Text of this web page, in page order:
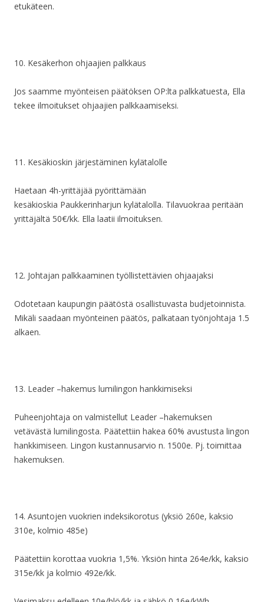
etukäteen.
10. Kesäkerhon ohjaajien palkkaus
Jos saamme myönteisen päätöksen OP:lta palkkatuesta, Ella
tekee ilmoitukset ohjaajien palkkaamiseksi.
11. Kesäkioskin järjestäminen kylätalolle
Haetaan 4h-yrittäjää pyörittämään
kesäkioskia Paukkerinharjun kylätalolla. Tilavuokraa peritään
yrittäjältä 50€/kk. Ella laatii ilmoituksen.
12. Johtajan palkkaaminen työllistettävien ohjaajaksi
Odotetaan kaupungin päätöstä osallistuvasta budjetoinnista.
Mikäli saadaan myönteinen päätös, palkataan työnjohtaja 1.5
alkaen.
13. Leader –hakemus lumilingon hankkimiseksi
Puheenjohtaja on valmistellut Leader –hakemuksen
vetävästä lumilingosta. Päätettiin hakea 60% avustusta lingon
hankkimiseen. Lingon kustannusarvio n. 1500e. Pj. toimittaa
hakemuksen.
14. Asuntojen vuokrien indeksikorotus (yksiö 260e, kaksio
310e, kolmio 485e)
Päätettiin korottaa vuokria 1,5%. Yksiön hinta 264e/kk, kaksio
315e/kk ja kolmio 492e/kk.